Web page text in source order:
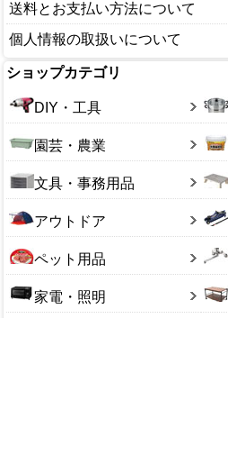
送料とお支払い方法について
個人情報の取扱いについて
ショップカテゴリ
DIY・工具
園芸・農業
文具・事務用品
アウトドア
ペット用品
家電・照明